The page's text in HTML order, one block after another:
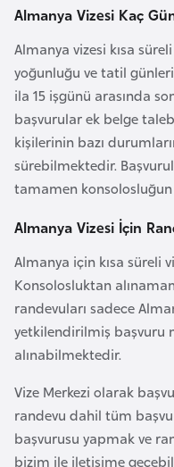
Almanya Vizesi Kaç
Almanya vizesi kısa
yoğunluğu ve tatil
ila 15 işgünü arasında
başvurular ek belge
kişilerinin bazı
sürebilmektedir.
tamamen
Almanya Vizesi İçin
Almanya için kısa süreli
Konsolosluktan
randevuları sadece
yetkilendirilmiş başvuru
alınabilmektedir.
Vize Merkezi olarak
randevu dahil tüm
başvurusu yapmak ve
bizim ile iletişime
u
k
i
n
a
F
a
s
o
Ç
a
d
e
k
C